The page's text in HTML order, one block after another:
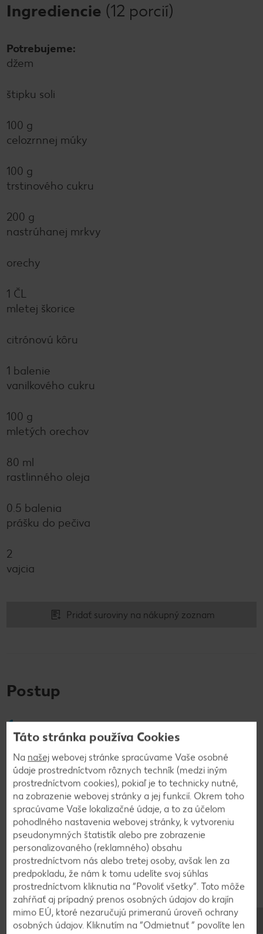
Ingrediencie (12 porcií)
Potrebujeme:
džem
štipku soli
100 g
celozrnnej múky
100 g
trstinového cukru
200 g
nastrúhanej mrkvy
orechy
1 ČL
mletej škorice
citrónovú kôru
1 balenie
vanilkového cukru
100 g
mletých orechov
80 ml
rastlinného oleja
0.5 balenia
prášku do pečiva
2
vajcia
Pridať suroviny na nákupný zoznam
Postup
1
do peny. Pridáme olej, orechy, mrkvu a
premiešame. Múku zmiešame s práškom do
pečiva a vmiešame do zmesi. Pridáme štipku soli,
citrónovú kôru, škoricu a dobre premiešame.
2
Zmes vylejeme do okrúhlej formy, ktorú sme
vymastili a vysypali múkou. Tortu pečieme pri 180
°C približne 30 až 35 minút. Po upečení potrieme
džemom podľa chuti a posypeme nasekanými
Táto stránka používa Cookies
Na našej webovej stránke spracúvame Vaše osobné
údaje prostredníctvom rôznych techník (medzi iným
prostredníctvom cookies), pokiaľ je to technicky nutné,
na zobrazenie webovej stránky a jej funkcií. Okrem toho
spracúvame Vaše lokalizačné údaje, a to za účelom
pohodlného nastavenia webovej stránky, k vytvoreniu
pseudonymných štatistík alebo pre zobrazenie
personalizovaného (reklamného) obsahu
prostredníctvom nás alebo tretej osoby, avšak len za
predpokladu, že nám k tomu udelíte svoj súhlas
prostredníctvom kliknutia na “Povoliť všetky”. Toto môže
zahŕňať aj prípadný prenos osobných údajov do krajín
mimo EÚ, ktoré nezaručujú primeranú úroveň ochrany
osobných údajov. Kliknutím na “Odmietnuť ” povolíte len